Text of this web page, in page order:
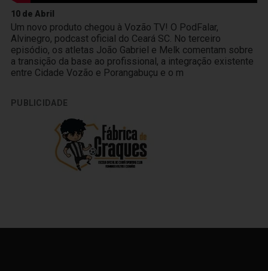
10 de Abril
Um novo produto chegou à Vozão TV! O PodFalar,
Alvinegro, podcast oficial do Ceará SC. No terceiro
episódio, os atletas João Gabriel e Melk comentam sobre
a transição da base ao profissional, a integração existente
entre Cidade Vozão e Porangabuçu e o m
PUBLICIDADE